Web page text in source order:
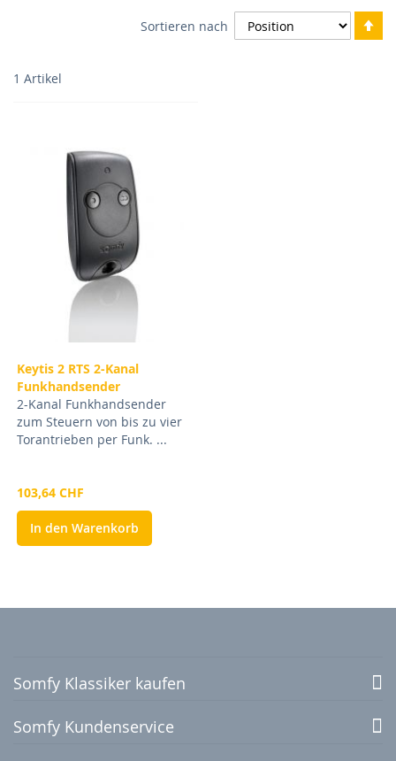
1 Artikel
Sortieren nach
Keytis 2 RTS 2-Kanal
Funkhandsender
2-Kanal Funkhandsender
zum Steuern von bis zu vier
Torantrieben per Funk. ...
103,64 CHF
In den Warenkorb
Somfy Klassiker kaufen
Somfy Kundenservice